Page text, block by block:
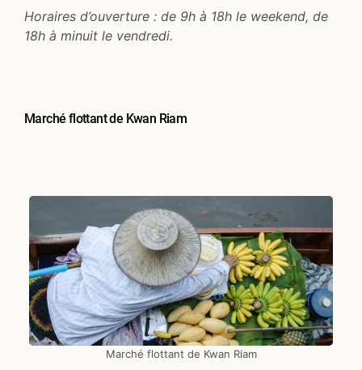
Horaires d’ouverture : de 9h à 18h le weekend, de
18h à minuit le vendredi.
Marché flottant de Kwan Riam
Marché flottant de Kwan Riam